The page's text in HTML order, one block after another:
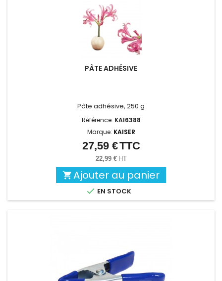
PÂTE ADHÉSIVE
Pâte adhésive, 250 g
Référence: KAI6388
Marque: KAISER
Prix
27,59 €TTC
22,99 € HT
 Ajouter au panier
 EN STOCK